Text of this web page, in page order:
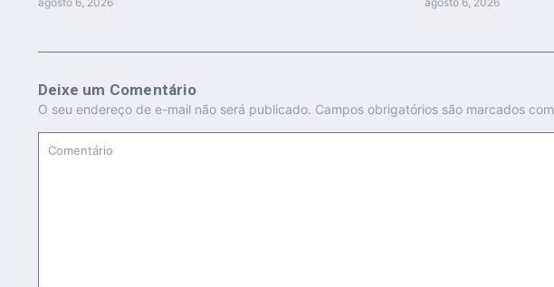
Deixe um Comentário
O seu endereço de e-mail não será publicado. Campos obrigatórios são marcados com